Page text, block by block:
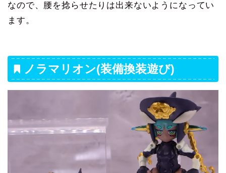
なので、腰を捻らせたりは出来ないようになってい
ます。
ノラマリオン(装備換装遊び)